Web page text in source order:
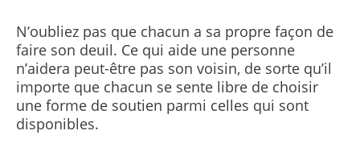
N’oubliez pas que chacun a sa propre façon de
faire son deuil. Ce qui aide une personne
n’aidera peut-être pas son voisin, de sorte qu’il
importe que chacun se sente libre de choisir
une forme de soutien parmi celles qui sont
disponibles.